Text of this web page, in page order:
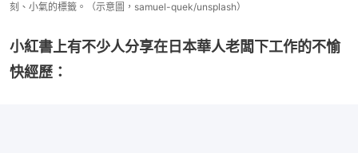
刻、小氣的標籤。（示意圖，samuel-quek/unsplash）
小紅書上有不少人分享在日本華人老闆下工作的不愉
快經歷：